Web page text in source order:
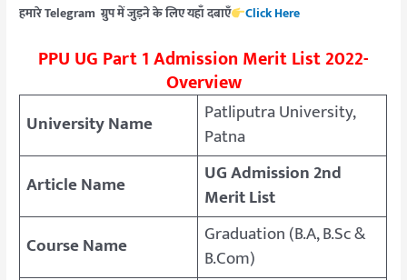
हमारे Telegram ग्रुप में जुड़ने के लिए यहाँ दबाएँ Click Here
PPU UG Part 1 Admission Merit List 2022-
Overview
University Name
Patliputra University,
Patna
Article Name
UG Admission 2nd
Merit List
Course Name
Graduation (B.A, B.Sc &
B.Com)